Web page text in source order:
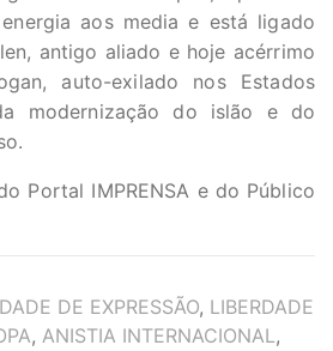
aos media e está ligado
antigo aliado e hoje acérrimo
auto-exilado nos Estados
modernização do islão e do
Portal IMPRENSA e do Público
DE EXPRESSÃO, LIBERDADE
, ANISTIA INTERNACIONAL,